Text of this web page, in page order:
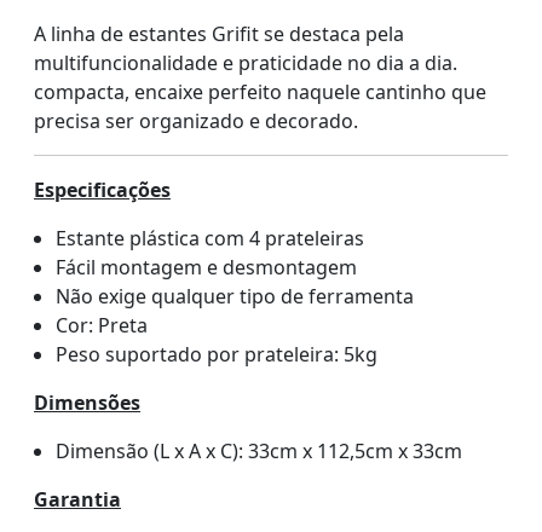
A linha de estantes Grifit se destaca pela
multifuncionalidade e praticidade no dia a dia.
compacta, encaixe perfeito naquele cantinho que
precisa ser organizado e decorado.
Especificações
Estante plástica com 4 prateleiras
Fácil montagem e desmontagem
Não exige qualquer tipo de ferramenta
Cor: Preta
Peso suportado por prateleira: 5kg
Dimensões
Dimensão (L x A x C): 33cm x 112,5cm x 33cm
Garantia